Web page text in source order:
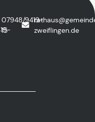
07948/9419-
15
zweiflingen.de